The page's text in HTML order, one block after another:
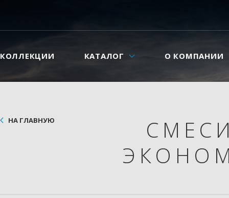
КОЛЛЕКЦИИ КАТАЛОГ О КОМПАНИИ
НА ГЛАВНУЮ